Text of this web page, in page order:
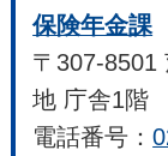
保険年金課
〒307-8501
地 庁舎1階
電話番号：